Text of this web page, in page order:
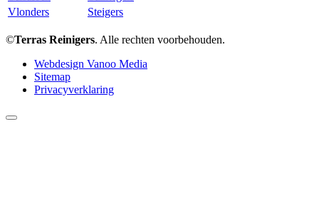
Vlonders
Steigers
©Terras Reinigers. Alle rechten voorbehouden.
Webdesign Vanoo Media
Sitemap
Privacyverklaring